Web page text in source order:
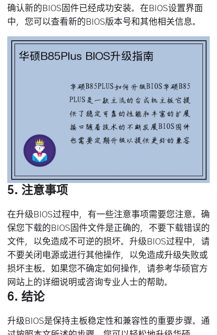
确认新的BIOS固件已经成功安装。在BIOS设置界面
中，您可以查看新的BIOS版本号和其他相关信息。
5. 注意事项
在升级BIOS过程中，有一些注意事项需要您注意。确
保您下载的BIOS固件文件是正确的，不要下载错误的
文件，以免造成不可逆的损坏。升级BIOS过程中，请
不要关闭电源或进行其他操作，以免造成升级失败或
损坏主板。如果您不确定如何操作，请参考华硕官方
网站上的详细说明或咨询专业人士的帮助。
6. 结论
升级BIOS是保持主板稳定性和兼容性的重要步骤。通